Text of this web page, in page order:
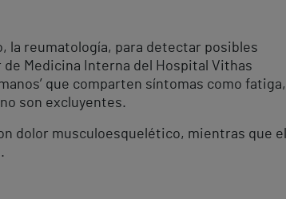
la reumatología, para detectar posibles
Medicina Interna del Hospital Vithas
que comparten síntomas como fatiga,
son excluyentes.
dolor musculoesquelético, mientras que el